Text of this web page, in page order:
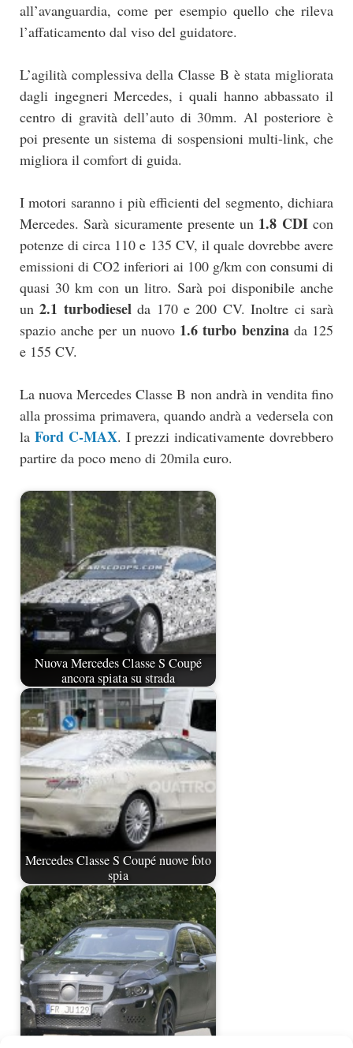
all’avanguardia, come per esempio quello che rileva
l’affaticamento dal viso del guidatore.
L’agilità complessiva della Classe B è stata migliorata
dagli ingegneri Mercedes, i quali hanno abbassato il
centro di gravità dell’auto di 30mm. Al posteriore è
poi presente un sistema di sospensioni multi-link, che
migliora il comfort di guida.
I motori saranno i più efficienti del segmento, dichiara
Mercedes. Sarà sicuramente presente un 1.8 CDIcon
potenze di circa 110 e 135 CV, il quale dovrebbe avere
emissioni di CO2 inferiori ai 100 g/km con consumi di
quasi 30 km con un litro. Sarà poi disponibile anche
un2.1 turbodieselda 170 e 200 CV. Inoltre ci sarà
spazio anche per un nuovo 1.6 turbo benzinada 125
e 155 CV.
La nuova Mercedes Classe B non andrà in vendita fino
alla prossima primavera, quando andrà a vedersela con
la Ford C-MAX. I prezzi indicativamente dovrebbero
partire da poco meno di 20mila euro.
Nuova Mercedes Classe S Coupé
ancora spiata su strada
Mercedes Classe S Coupé nuove foto
spia